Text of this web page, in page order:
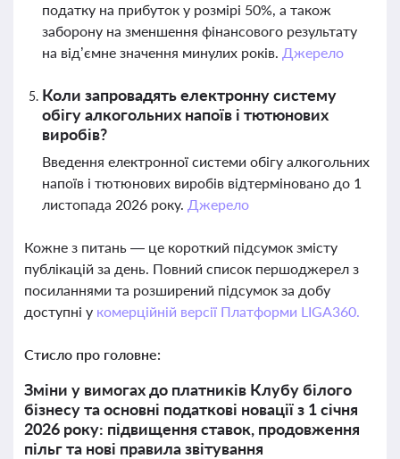
податку на прибуток у розмірі 50%, а також
заборону на зменшення фінансового результату
на від’ємне значення минулих років. Джерело
Коли запровадять електронну систему
обігу алкогольних напоїв і тютюнових
виробів?
Введення електронної системи обігу алкогольних
напоїв і тютюнових виробів відтерміновано до 1
листопада 2026 року. Джерело
Кожне з питань — це короткий підсумок змісту
публікацій за день. Повний список першоджерел з
посиланнями та розширений підсумок за добу
доступні у комерційній версії Платформи LIGA360.
Стисло про головне:
Зміни у вимогах до платників Клубу білого
бізнесу та основні податкові новації з 1 січня
2026 року: підвищення ставок, продовження
пільг та нові правила звітування